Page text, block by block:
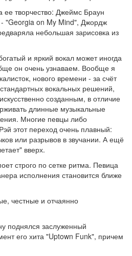
творчество: Джеймс Браун
"Georgia on My Mind", Джордж
небольшая зарисовка из
и яркий вокал может иногда
он очень узнаваем. Вообще я
нового времени - за счёт
вокальных решений,
созданным, в отличие
длинные музыкальные
Многие певцы либо
этот переход очень плавный:
или разрывов в звучании. А ещё
вверх.
строго по сетке ритма. Певица
исполнения становится ближе
честные и отчаянно
поднялся заслуженный
его хита "Uptown Funk", причем